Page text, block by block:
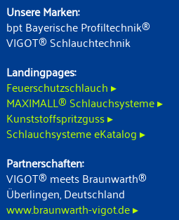
Unsere Marken:
bpt Bayerische Profiltechnik®
VIGOT® Schlauchtechnik
Landingpages:
Feuerschutzschlauch ▸
MAXIMALL® Schlauchsysteme ▸
Kunststoffspritzguss ▸
Schlauchsysteme eKatalog ▸
Partnerschaften:
VIGOT® meets Braunwarth®
Überlingen, Deutschland
www.braunwarth-vigot.de ▸